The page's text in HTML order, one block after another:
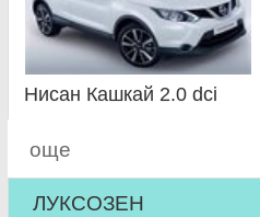
Нисан Кашкай 2.0 dci
още
ЛУКСОЗЕН